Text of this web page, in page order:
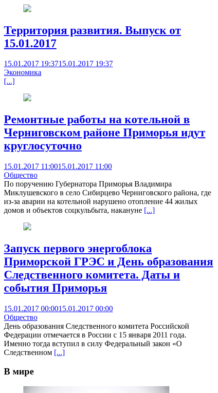
Территория развития. Выпуск от
15.01.2017
15.01.2017 19:3715.01.2017 19:37
Экономика
[...]
Ремонтные работы на котельной в
Черниговском районе Приморья идут
круглосуточно
15.01.2017 11:0015.01.2017 11:00
Общество
По поручению Губернатора Приморья Владимира
Миклушевского в село Сибирцево Черниговского района, где
из-за аварии на котельной нарушено отопление 44 жилых
домов и объектов соцкульбыта, накануне [...]
Запуск первого энергоблока
Приморской ГРЭС и День образования
Следственного комитета. Даты и
события Приморья
15.01.2017 00:0015.01.2017 00:00
Общество
День образования Следственного комитета Российской
Федерации отмечается в России с 15 января 2011 года.
Именно тогда вступил в силу Федеральный закон «О
Следственном [...]
В мире